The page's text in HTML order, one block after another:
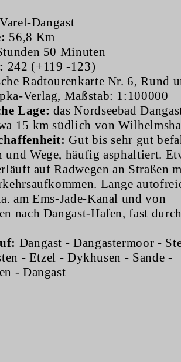
Varel-Dangast
56,8 Km
50 Minuten
242 (+119 -123)
Radtourenkarte Nr. 6, Rund
Verlag, Maßstab: 1:100000
Lage: das Nordseebad
15 km südlich von
Gut bis sehr gut
und Wege, häufig asphaltiert.
auf Radwegen an Straßen
Lange
am Ems-Jade-Kanal und von
nach Dangast-Hafen, fast
Dangast - Dangastermoor -
- Etzel - Dykhusen - Sande -
- Dangast